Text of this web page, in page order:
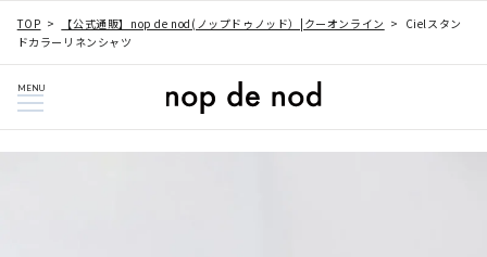
TOP 【公式通販】nop de nod(ノップドゥノッド）|クーオンライン
Cielスタン
ドカラーリネンシャツ
MENU